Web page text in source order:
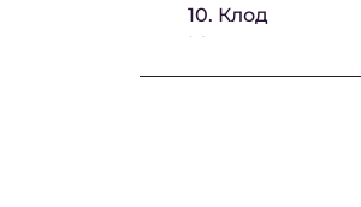
10. Клод
Макелеле